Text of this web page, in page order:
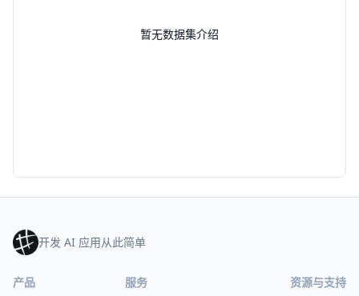
暂无数据集介绍
开发 AI 应用从此简单
产品 服务 资源与支持